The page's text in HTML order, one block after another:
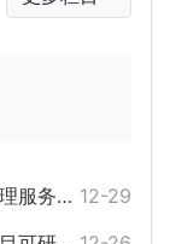
12-29
购公告